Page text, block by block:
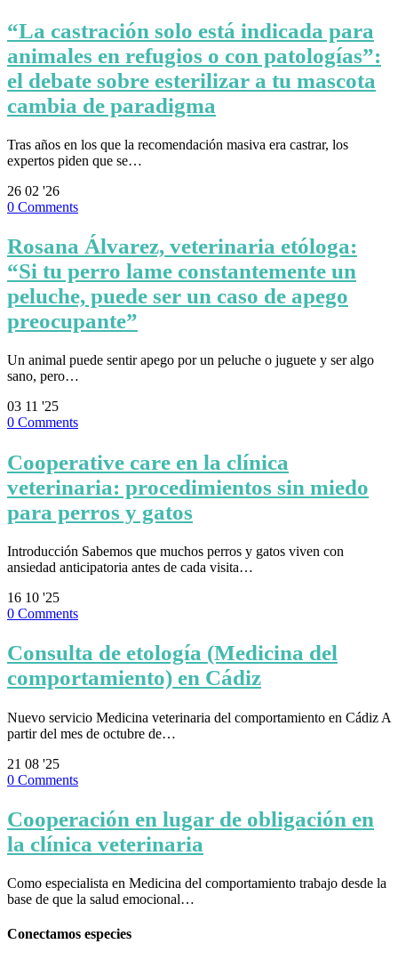
“La castración solo está indicada para
animales en refugios o con patologías”:
el debate sobre esterilizar a tu mascota
cambia de paradigma
Tras años en los que la recomendación masiva era castrar, los
expertos piden que se…
26 02 '26
0 Comments
Rosana Álvarez, veterinaria etóloga:
“Si tu perro lame constantemente un
peluche, puede ser un caso de apego
preocupante”
Un animal puede sentir apego por un peluche o juguete y ser algo
sano, pero…
03 11 '25
0 Comments
Cooperative care en la clínica
veterinaria: procedimientos sin miedo
para perros y gatos
Introducción Sabemos que muchos perros y gatos viven con
ansiedad anticipatoria antes de cada visita…
16 10 '25
0 Comments
Consulta de etología (Medicina del
comportamiento) en Cádiz
Nuevo servicio Medicina veterinaria del comportamiento en Cádiz A
partir del mes de octubre de…
21 08 '25
0 Comments
Cooperación en lugar de obligación en
la clínica veterinaria
Como especialista en Medicina del comportamiento trabajo desde la
base de que la salud emocional…
Conectamos especies